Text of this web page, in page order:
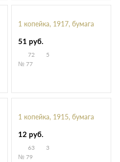
1 копейка, 1917, бумага
51 руб.
72
5
№ 77
1 копейка, 1915, бумага
12 руб.
63
3
№ 79